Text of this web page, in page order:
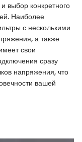
выбор конкретного
Наиболее
с несколькими
а также
свои
сразу
напряжения, что
вашей